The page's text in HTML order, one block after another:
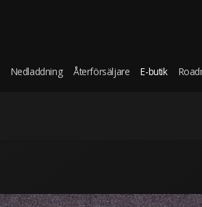
Nedladdning Återförsäljare E-butik